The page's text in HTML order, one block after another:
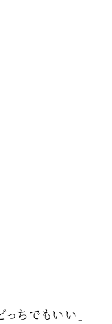
っちでもいい」